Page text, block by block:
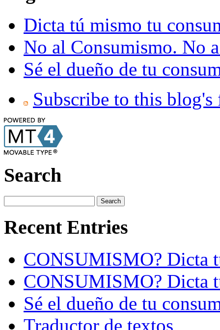
Dicta tú mismo tu
No al Consumismo. No
Sé el dueño de tu
Subscribe to this blog's
Search
Recent Entries
CONSUMISMO? Dicta
CONSUMISMO? Dicta
Sé el dueño de tu
Traductor de textos